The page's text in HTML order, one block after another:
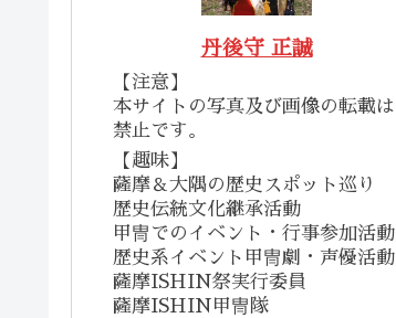
丹後守 正誠
【注意】
本サイトの写真及び画像の転載は
禁止です。
【趣味】
薩摩＆大隅の歴史スポット巡り
歴史伝統文化継承活動
甲冑でのイベント・行事参加活動
歴史系イベント甲冑劇・声優活動
薩摩ISHIN祭実行委員
薩摩ISHIN甲冑隊